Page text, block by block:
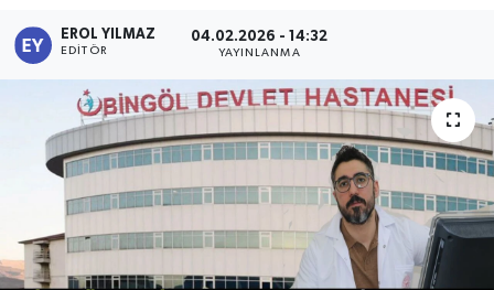
EROL YILMAZ
EDITÖR
04.02.2026 - 14:32
YAYINLANMA
GÜNDEM
KARLIOVA
KİĞI
MERKEZ
RESMİ İLANLAR
Son Dakika Haberleri
Haber Arşivi